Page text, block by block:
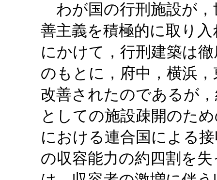
わが国の行刑施設が，
善主義を積極的に取り
にかけて，行刑建築は
のもとに，府中，横浜
改善されたのであるが
としての施設疎開のた
における連合国による
の収容能力の約四割を